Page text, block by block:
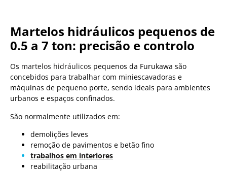
Martelos hidráulicos pequenos de
0.5 a 7 ton: precisão e controlo
Os martelos hidráulicos pequenos da Furukawa são
concebidos para trabalhar com miniescavadoras e
máquinas de pequeno porte, sendo ideais para ambientes
urbanos e espaços confinados.
São normalmente utilizados em:
demolições leves
remoção de pavimentos e betão fino
trabalhos em interiores
reabilitação urbana